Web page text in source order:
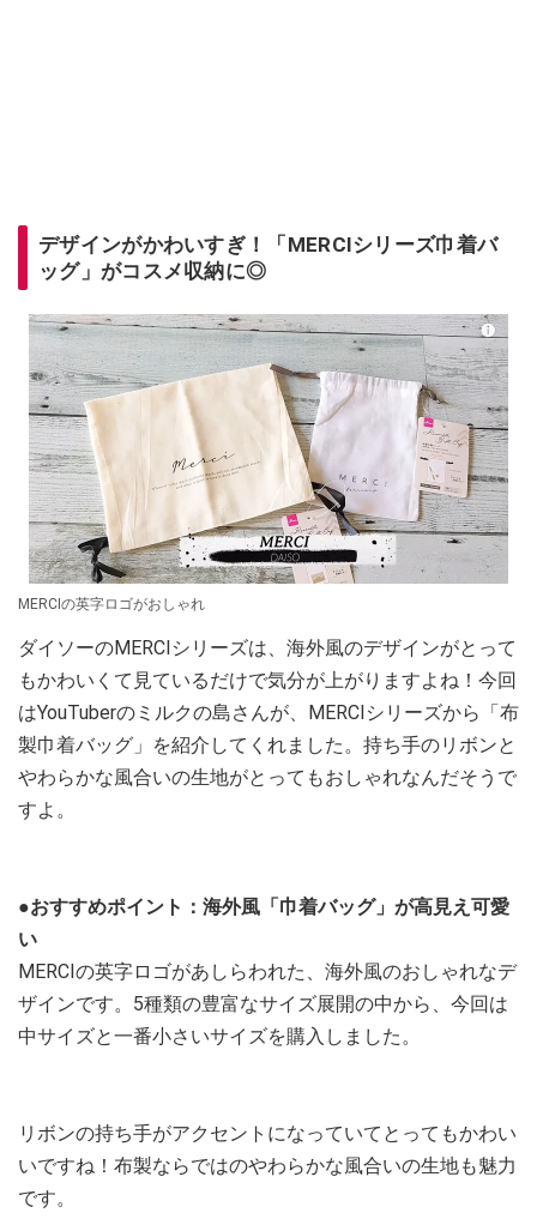
デザインがかわいすぎ！「MERCIシリーズ巾着バ
ッグ」がコスメ収納に◎
MERCIの英字ロゴがおしゃれ
ダイソーのMERCIシリーズは、海外風のデザインがとって
もかわいくて見ているだけで気分が上がりますよね！今回
はYouTuberのミルクの島さんが、MERCIシリーズから「布
製巾着バッグ」を紹介してくれました。持ち手のリボンと
やわらかな風合いの生地がとってもおしゃれなんだそうで
すよ。
●おすすめポイント：海外風「巾着バッグ」が高見え可愛
い
MERCIの英字ロゴがあしらわれた、海外風のおしゃれなデ
ザインです。5種類の豊富なサイズ展開の中から、今回は
中サイズと一番小さいサイズを購入しました。
リボンの持ち手がアクセントになっていてとってもかわい
いですね！布製ならではのやわらかな風合いの生地も魅力
です。